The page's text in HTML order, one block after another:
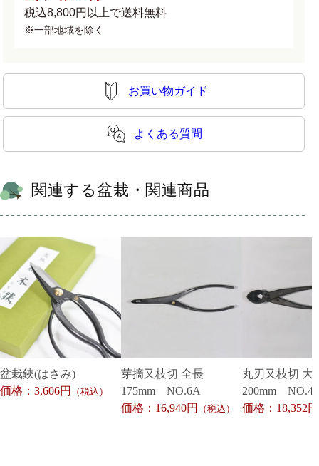
税込8,800円以上で送料無料
※一部地域を除く
お買い物ガイド
よくある質問
関連する盆栽・関連商品
盆栽鋏(はさみ)
価格：3,606円
（税込）
芽摘又枝切 全長
175mm NO.6A
価格：16,940円
（税込）
丸刃又枝切
200mm NO.4
価格：18,352円